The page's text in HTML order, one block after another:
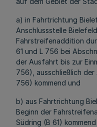
a) in Fahrtrichtung
Anschlussstelle
Fahrstreifenaddition
61 und L 756 bei
der Ausfahrt bis zur
756), ausschließlich der
756) kommend und
b) aus Fahrtrichtung
Beginn der
Südring (B 61)